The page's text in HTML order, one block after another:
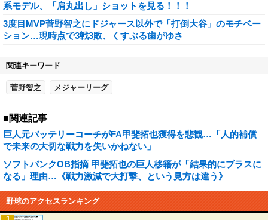
系モデル、「肩丸出し」ショットを見る！！！
3度目MVP菅野智之にドジャース以外で「打倒大谷」のモチベー
ション…現時点で3戦3敗、くすぶる歯がゆさ
関連キーワード
菅野智之 メジャーリーグ
■関連記事
巨人元バッテリーコーチがFA甲斐拓也獲得を悲観…「人的補償
で未来の大切な戦力を失いかねない」
ソフトバンクOB指摘 甲斐拓也の巨人移籍が「結果的にプラスに
なる」理由…《戦力激減で大打撃、という見方は違う》
野球のアクセスランキング